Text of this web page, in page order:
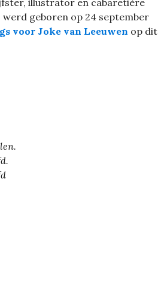
illustrator en cabaretière
werd geboren op 24 september
voor Joke van Leeuwen op dit